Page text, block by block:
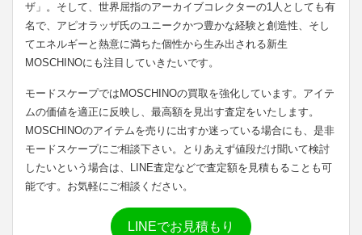
ザ」。そして、世界屈指のアーカイブコレクターの1人としても有
名で、アピオラッザ氏のユニークかつ豊かな経験と創造性、そし
てエネルギーと熱意に満ちた個性から生み出される新生
MOSCHINOにも注目していきたいです。
モードスケープではMOSCHINOの買取を強化しています。アイテ
ムの価値を適正に反映し、最高額を見出す査定をいたします。
MOSCHINOのアイテムを売りに出すか迷っている場合にも、是非
モードスケープにご相談下さい。とりあえず値段だけ聞いて検討
したいという場合は、LINE査定などで査定額を見積もることも可
能です。お気軽にご相談ください。
LINEでお見積もり